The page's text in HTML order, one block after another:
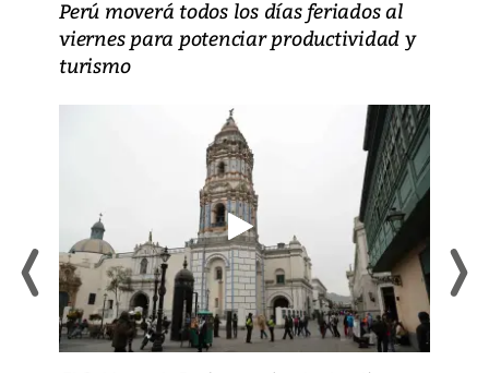
Perú moverá todos los días feriados al
viernes para potenciar productividad y
turismo